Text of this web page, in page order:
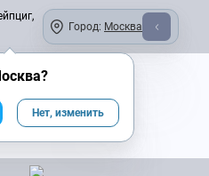
Город: Москва
?
Нет, изменить